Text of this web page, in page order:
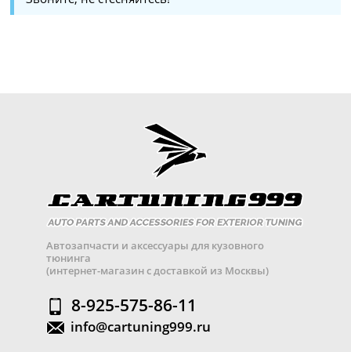
Автозапчасти и аксессуары для кузовного
тюнинга
(интернет-магазин с доставкой из Москвы)
8-925-575-86-11
info@cartuning999.ru